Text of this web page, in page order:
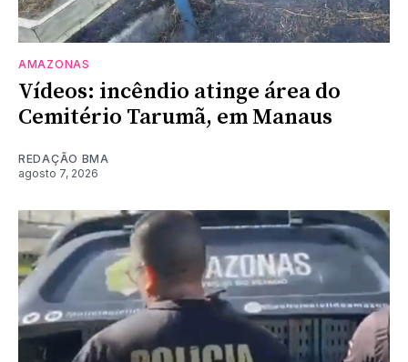
AMAZONAS
Vídeos: incêndio atinge área do
Cemitério Tarumã, em Manaus
REDAÇÃO BMA
agosto 7, 2026